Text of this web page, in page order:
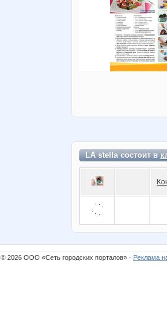
LA stella состоит в
© 2026 ООО «Сеть городских порталов» · Реклама